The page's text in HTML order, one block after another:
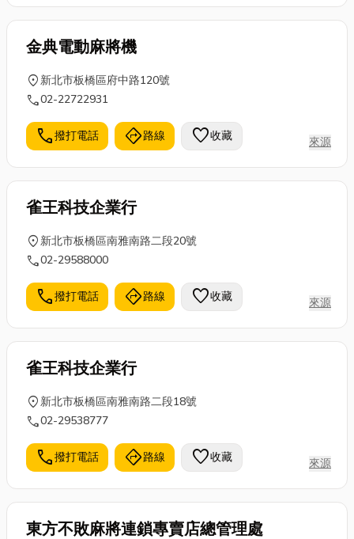
的其中一個零件。 在車站、機廠
金典電動麻將機
location_on新北市板橋區府中路120號
call02-22722931
call撥打電話 directions路線 favorite收藏 來源
雀王科技企業行
location_on新北市板橋區南雅南路二段20號
call02-29588000
call撥打電話 directions路線 favorite收藏 來源
雀王科技企業行
location_on新北市板橋區南雅南路二段18號
call02-29538777
call撥打電話 directions路線 favorite收藏 來源
東方不敗麻將連鎖專賣店總管理處